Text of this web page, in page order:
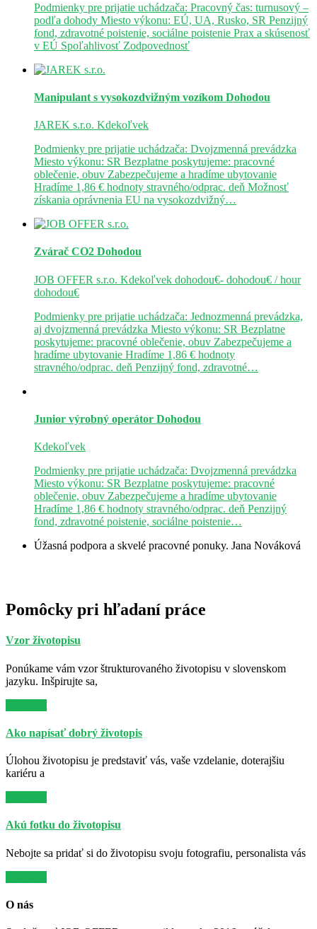
Podmienky pre prijatie uchádzača: Pracovný čas: turnusový –
podľa dohody Miesto výkonu: EÚ, UA, Rusko, SR Penzijný
fond, zdravotné poistenie, sociálne poistenie Prax a skúsenosť
v EÚ Spoľahlivosť Zodpovednosť
Manipulant s vysokozdvižným vozíkom Dohodou
JAREK s.r.o. Kdekoľvek
Podmienky pre prijatie uchádzača: Dvojzmenná prevádzka
Miesto výkonu: SR Bezplatne poskytujeme: pracovné
oblečenie, obuv Zabezpečujeme a hradíme ubytovanie
Hradíme 1,86 € hodnoty stravného/odprac. deň Možnosť
získania oprávnenia EU na vysokozdvižný…
Zvárač CO2 Dohodou
JOB OFFER s.r.o. Kdekoľvek dohodou€- dohodou€ / hour
dohodou€
Podmienky pre prijatie uchádzača: Jednozmenná prevádzka,
aj dvojzmenná prevádzka Miesto výkonu: SR Bezplatne
poskytujeme: pracovné oblečenie, obuv Zabezpečujeme a
hradíme ubytovanie Hradíme 1,86 € hodnoty
stravného/odprac. deň Penzijný fond, zdravotné…
Junior výrobný operátor Dohodou
Kdekoľvek
Podmienky pre prijatie uchádzača: Dvojzmenná prevádzka
Miesto výkonu: SR Bezplatne poskytujeme: pracovné
oblečenie, obuv Zabezpečujeme a hradíme ubytovanie
Hradíme 1,86 € hodnoty stravného/odprac. deň Penzijný
fond, zdravotné poistenie, sociálne poistenie…
Úžasná podpora a skvelé pracovné ponuky. Jana Nováková
Pomôcky pri hľadaní práce
Vzor životopisu
Ponúkame vám vzor štrukturovaného životopisu v slovenskom
jazyku. Inšpirujte sa,
Ako napísať dobrý životopis
Úlohou životopisu je predstaviť vás, vaše vzdelanie, doterajšiu
kariéru a
Akú fotku do životopisu
Nebojte sa pridať si do životopisu svoju fotografiu, personalista vás
O nás